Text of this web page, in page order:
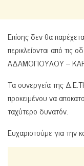
Επίσης δεν θα
περικλείονται από
ΑΔΑΜΟΠΟΥΛΟΥ –
Τα συνεργεία της
προκειμένου να
ταχύτερο δυνατόν.
Ευχαριστούμε για την